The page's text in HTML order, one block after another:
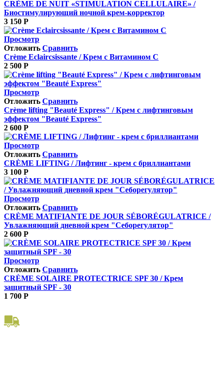
CRÈME DE NUIT «STIMULATION CELLULAIRE» /
Биостимулирующий ночной крем‐корректор
3 150 Р
Просмотр
Отложить Сравнить
Crème Eclaircsissante / Крем с Витамином С
2 500 Р
Просмотр
Отложить Сравнить
Crème lifting "Beauté Express" / Крем с лифтинговым
эффектом "Beauté Express"
2 600 Р
Просмотр
Отложить Сравнить
CRÈME LIFTING / Лифтинг ‐ крем с бриллиантами
3 100 Р
Просмотр
Отложить Сравнить
CRÈME MATIFIANTE DE JOUR SÉBORÉGULATRICE /
Увлажняющий дневной крем "Себорегулятор"
2 600 Р
Просмотр
Отложить Сравнить
CRÈME SOLAIRE PROTECTRICE SPF 30 / Крем
защитный SPF ‐ 30
1 700 Р